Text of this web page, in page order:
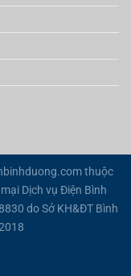
thuộc
Dịch vụ Điện Bình
do Sở KH&ĐT Bình